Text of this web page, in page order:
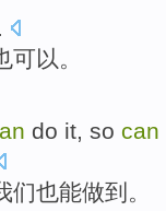
.
可以。
do it, so can
们也能做到。